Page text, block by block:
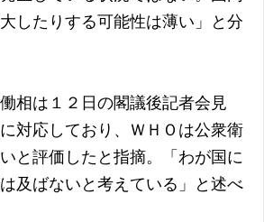
したりする可能性は薄い」と分
相は１２日の閣議後記者会見
対応しており、ＷＨＯは公衆衛
と評価したと指摘。「わが国に
及ばないと考えている」と述べ